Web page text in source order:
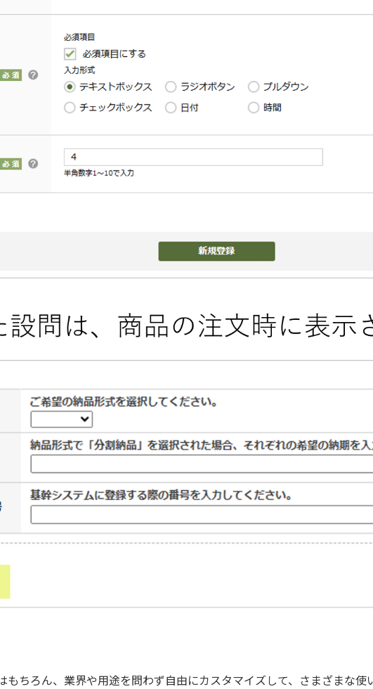
ちろん、業界や用途を問わず自由にカスタマイズして、さまざまな使